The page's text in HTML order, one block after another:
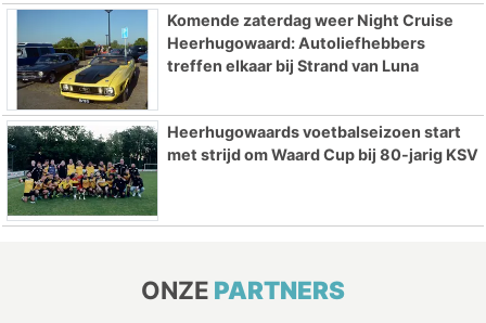
Komende zaterdag weer Night Cruise
Heerhugowaard: Autoliefhebbers
treffen elkaar bij Strand van Luna
Heerhugowaards voetbalseizoen start
met strijd om Waard Cup bij 80-jarig KSV
ONZE PARTNERS